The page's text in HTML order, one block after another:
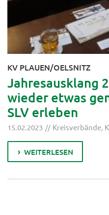
KV PLAUEN/OELSNITZ
Jahresausklang
wieder etwas
SLV erleben
15.02.2023 Kreisverbände,
WEITERLESEN